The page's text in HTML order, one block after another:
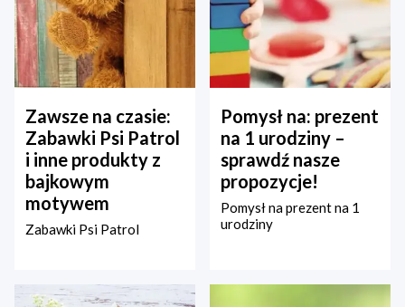
Zawsze na czasie:
Zabawki Psi Patrol
i inne produkty z
bajkowym
motywem
Zabawki Psi Patrol
Pomysł na: prezent
na 1 urodziny –
sprawdź nasze
propozycje!
Pomysł na prezent na 1
urodziny